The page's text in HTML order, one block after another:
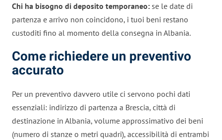
Chi ha bisogno di deposito temporaneo: se le date di
partenza e arrivo non coincidono, i tuoi beni restano
custoditi fino al momento della consegna in Albania.
Come richiedere un preventivo
accurato
Per un preventivo davvero utile ci servono pochi dati
essenziali: indirizzo di partenza a Brescia, città di
destinazione in Albania, volume approssimativo dei beni
(numero di stanze o metri quadri), accessibilità di entrambi